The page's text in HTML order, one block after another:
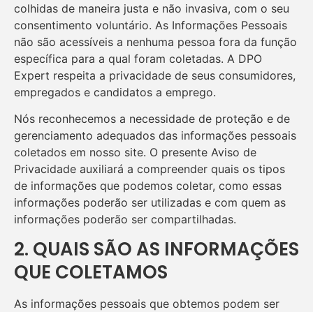
colhidas de maneira justa e não invasiva, com o seu
consentimento voluntário. As Informações Pessoais
não são acessíveis a nenhuma pessoa fora da função
específica para a qual foram coletadas. A DPO
Expert respeita a privacidade de seus consumidores,
empregados e candidatos a emprego.
Nós reconhecemos a necessidade de proteção e de
gerenciamento adequados das informações pessoais
coletados em nosso site. O presente Aviso de
Privacidade auxiliará a compreender quais os tipos
de informações que podemos coletar, como essas
informações poderão ser utilizadas e com quem as
informações poderão ser compartilhadas.
2. QUAIS SÃO AS INFORMAÇÕES
QUE COLETAMOS
As informações pessoais que obtemos podem ser